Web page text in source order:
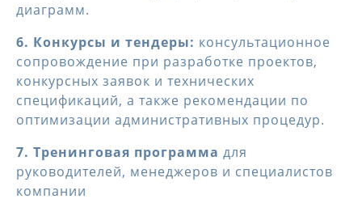
диаграмм.
6. Конкурсы и тендеры: консультационное
сопровождение при разработке проектов,
конкурсных заявок и технических
спецификаций, а также рекомендации по
оптимизации административных процедур.
7. Тренинговая программа для
руководителей, менеджеров и специалистов
компании